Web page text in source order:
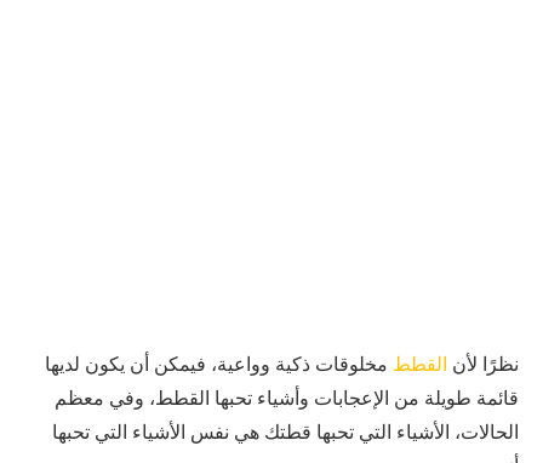
نظرًا لأن القطط مخلوقات ذكية وواعية، فيمكن أن يكون لديها
قائمة طويلة من الإعجابات وأشياء تحبها القطط، وفي معظم
الحالات، الأشياء التي تحبها قطتك هي نفس الأشياء التي تحبها